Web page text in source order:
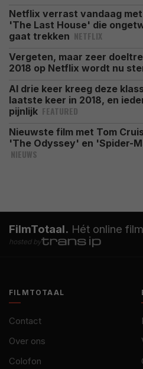
Netflix verrast vandaag
'The Last House' die
gaat trekken NETFLIX
Vergeten, maar zeer
2018 op Netflix wordt nu
Al drie keer kreeg deze
laatste keer in 2018, en
pijnlijk FEATURED
Nieuwste film met Tom
'The Odyssey' en 'Spider-
NIEUWS
FilmTotaal. Hét online
hosted by
FILMTOTAAL
Contact
Over ons
Colofon